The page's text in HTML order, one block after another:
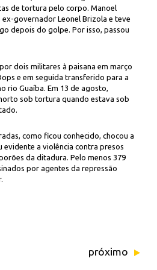
de tortura pelo corpo. Manoel
governador Leonel Brizola e teve
depois do golpe. Por isso, passou
dois militares à paisana em março
e em seguida transferido para a
rio Guaíba. Em 13 de agosto,
sob tortura quando estava sob
como ficou conhecido, chocou a
evidente a violência contra presos
da ditadura. Pelo menos 379
por agentes da repressão
próximo
Comissão de Mortos e Desaparecidos/SDH